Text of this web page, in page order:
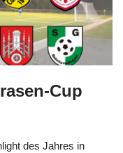
Cup
des Jahres in